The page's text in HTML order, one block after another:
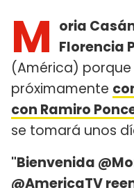
M oria
Florencia
(América)
próximamente
con Ramiro
se tomará unos
"Bienvenida
@AmericaTV